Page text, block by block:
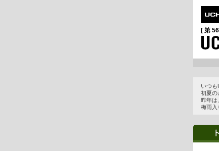
[ 第
いつも
初夏の
昨年は
梅雨入